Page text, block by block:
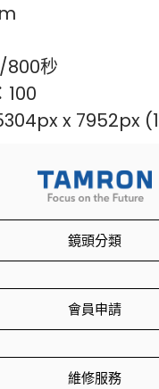
800秒
100
x 7952px
鏡頭分類
會員申請
維修服務